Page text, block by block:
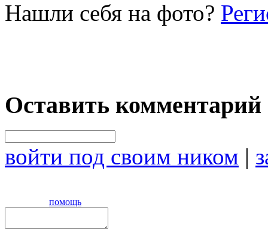
Нашли себя на фото?
Оставить комментарий
войти под своим ником |
помощь